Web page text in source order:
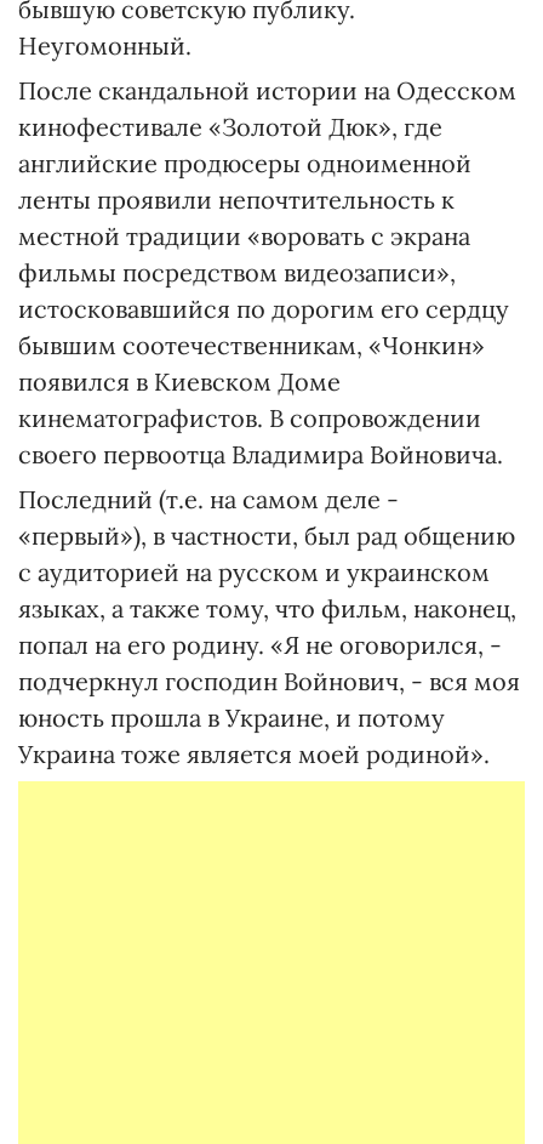
бывшую советскую публику.
Неугомонный.
После скандальной истории на Одесском
кинофестивале «Золотой Дюк», где
английские продюсеры одноименной
ленты проявили непочтительность к
местной традиции «воровать с экрана
фильмы посредством видеозаписи»,
истосковавшийся по дорогим его сердцу
бывшим соотечественникам, «Чонкин»
появился в Киевском Доме
кинематографистов. В сопровождении
своего первоотца Владимира Войновича.
Последний (т.е. на самом деле -
«первый»), в частности, был рад общению
с аудиторией на русском и украинском
языках, а также тому, что фильм, наконец,
попал на его родину. «Я не оговорился, -
подчеркнул господин Войнович, - вся моя
юность прошла в Украине, и потому
Украина тоже является моей родиной».